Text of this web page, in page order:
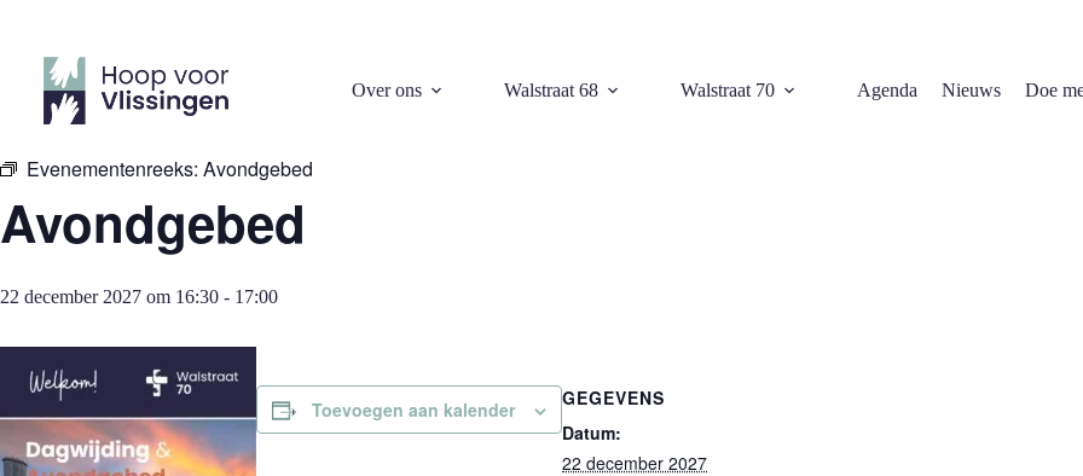
inhoud
Over ons Walstraat 68 Walstraat 70 Agenda Nieuws Doe
« Alle Evenementen
Evenementenreeks: Avondgebed
Avondgebed
22 december 2027 om 16:30 - 17:00
Toevoegen aan kalender
GEGEVENS
Datum:
22 december 2027